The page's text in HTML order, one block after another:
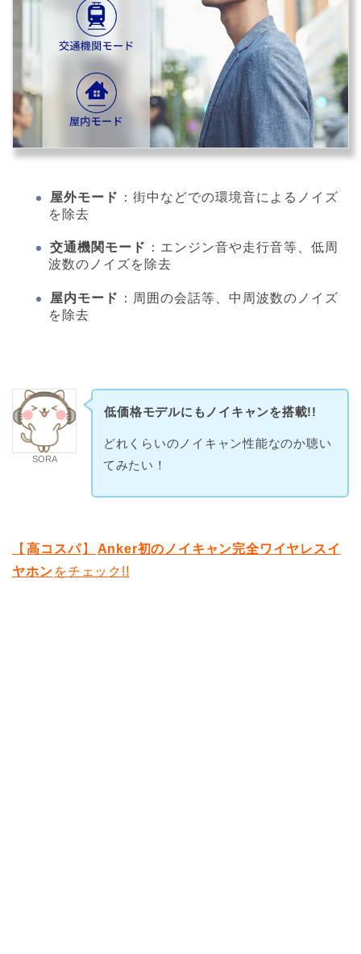
屋外モード ：街中などでの環境音によるノイズ
を除去
交通機関モード ：エンジン音や走行音等、低周
波数のノイズを除去
屋内モード ：周囲の会話等、中周波数のノイズ
を除去
SORA
低価格モデルにもノイキャンを搭載!!
どれくらいのノイキャン性能なのか聴い
てみたい！
【 高コスパ 】
Anker初のノイキャン完全ワイヤレスイ
ヤホン をチェック!!